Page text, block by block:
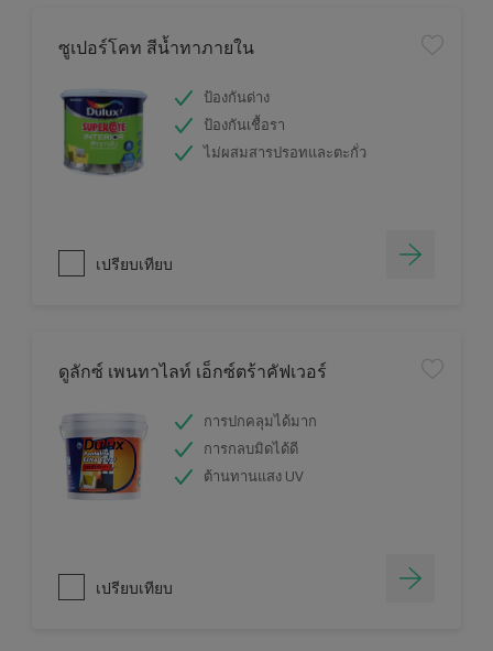
ซูเปอร์โคท สีน้ำทาภายใน
ป้องกันด่าง
ป้องกันเชื้อรา
ไม่ผสมสารปรอทและตะกั่ว
เปรียบเทียบ
ดูลักซ์ เพนทาไลท์ เอ็กซ์ตร้าคัฟเวอร์
การปกคลุมได้มาก
การกลบมิดได้ดี
ต้านทานแสง UV
เปรียบเทียบ